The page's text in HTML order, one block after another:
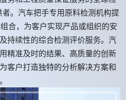
。汽车把手专用原料检测机构提
合，为客户实现产品或组织的安
持续性的综合检测评价服务。汽
精准及时的结果、高质量的创新
客户打造独特的分析解决方案和